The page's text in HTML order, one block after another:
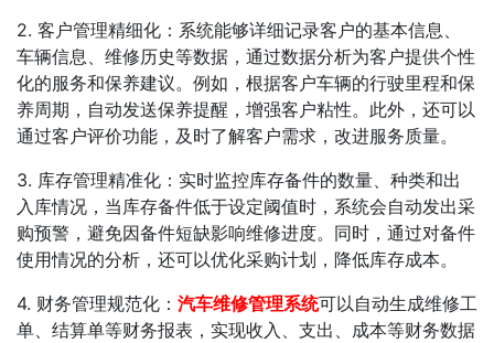
2. 客户管理精细化：系统能够详细记录客户的基本信息、
车辆信息、维修历史等数据，通过数据分析为客户提供个性
化的服务和保养建议。例如，根据客户车辆的行驶里程和保
养周期，自动发送保养提醒，增强客户粘性。此外，还可以
通过客户评价功能，及时了解客户需求，改进服务质量。
3. 库存管理精准化：实时监控库存备件的数量、种类和出
入库情况，当库存备件低于设定阈值时，系统会自动发出采
购预警，避免因备件短缺影响维修进度。同时，通过对备件
使用情况的分析，还可以优化采购计划，降低库存成本。
4. 财务管理规范化： 汽车维修管理系统可以自动生成维修工
单、结算单等财务报表，实现收入、支出、成本等财务数据